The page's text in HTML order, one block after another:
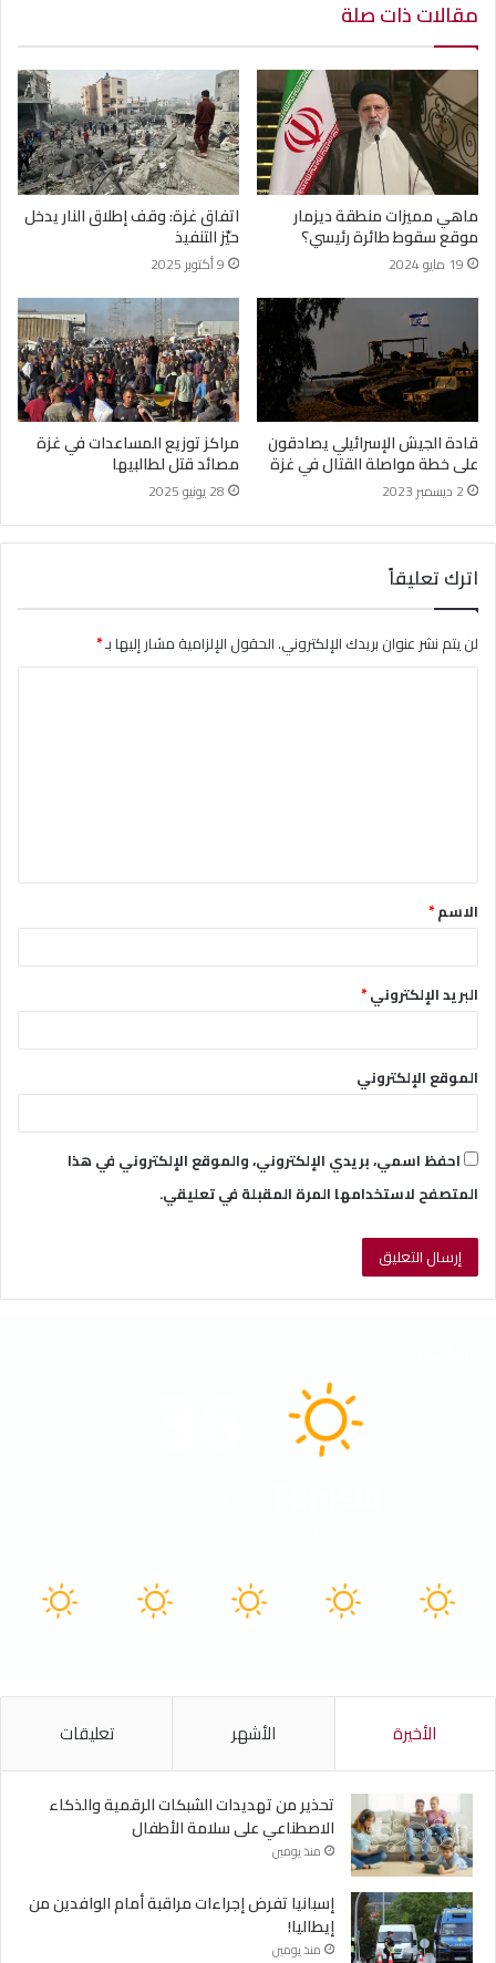
مقالات ذات صلة
ماهي مميزات منطقة ديزمار
موقع سقوط طائرة رئيسي؟
19 مايو 2024
اتفاق غزة: وقف إطلاق النار يدخل
حيّز التنفيذ
9 أكتوبر 2025
قادة الجيش الإسرائيلي يصادقون
على خطة مواصلة القتال في غزة
2 ديسمبر 2023
مراكز توزيع المساعدات في غزة
مصائد قتل لطالبيها
28 يونيو 2025
اترك تعليقاً
لن يتم نشر عنوان بريدك الإلكتروني.الحقول الإلزامية مشار إليها بـ*
ق
*الاسم*
البريد الإلكتروني*
الموقع الإلكتروني
احفظ اسمي، بريدي الإلكتروني، والموقع الإلكتروني في هذا
المتصفح لاستخدامها المرة المقبلة في تعليقي.
الأخيرة الأشهر تعليقات
تحذير من تهديدات الشبكات الرقمية والذكاء
الاصطناعي على سلامة الأطفال
منذ يومين
إسبانيا تفرض إجراءات مراقبة أمام الوافدين من
إيطاليا!
منذ يومين